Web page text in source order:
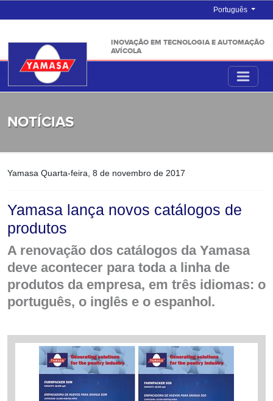
Português
INOVAÇÃO EM TECNOLOGIA E AUTOMAÇÃO
AVÍCOLA
NOTÍCIAS
Yamasa Quarta-feira, 8 de novembro de 2017
Yamasa lança novos catálogos de
produtos
A renovação dos catálogos da Yamasa
deve acontecer para toda a linha de
produtos da empresa, em três idiomas: o
português, o inglês e o espanhol.